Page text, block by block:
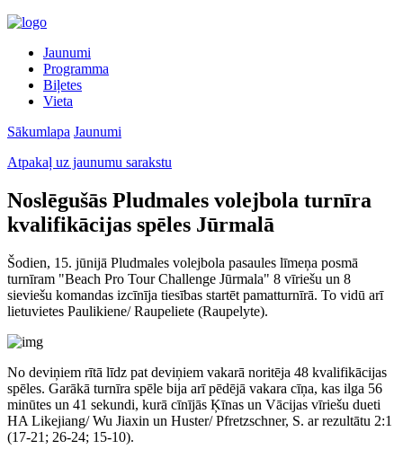
Jaunumi
Programma
Biļetes
Vieta
Sākumlapa Jaunumi
Atpakaļ uz jaunumu sarakstu
Noslēgušās Pludmales volejbola turnīra
kvalifikācijas spēles Jūrmalā
Šodien, 15. jūnijā Pludmales volejbola pasaules līmeņa posmā
turnīram "Beach Pro Tour Challenge Jūrmala" 8 vīriešu un 8
sieviešu komandas izcīnīja tiesības startēt pamatturnīrā. To vidū arī
lietuvietes Paulikiene/ Raupeliete (Raupelyte).
No deviņiem rītā līdz pat deviņiem vakarā noritēja 48 kvalifikācijas
spēles. Garākā turnīra spēle bija arī pēdējā vakara cīņa, kas ilga 56
minūtes un 41 sekundi, kurā cīnījās Ķīnas un Vācijas vīriešu dueti
HA Likejiang/ Wu Jiaxin un Huster/ Pfretzschner, S. ar rezultātu 2:1
(17-21; 26-24; 15-10).